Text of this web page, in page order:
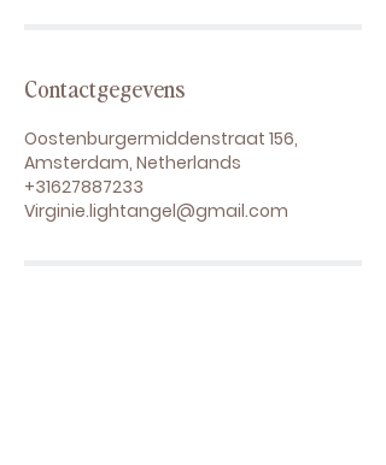
Contactgegevens
Oostenburgermiddenstraat 156,
Amsterdam, Netherlands
+31627887233
Virginie.lightangel@gmail.com